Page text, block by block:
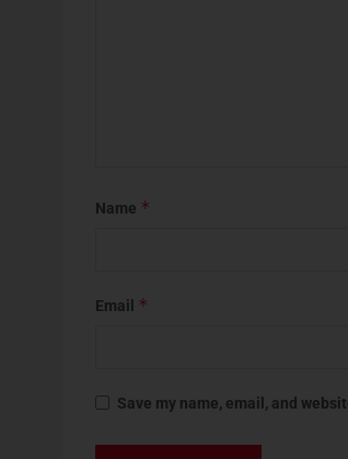
Name *
Email *
Save my name, email, and